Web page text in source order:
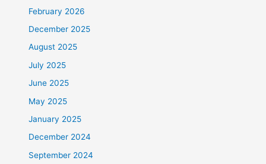
February 2026
December 2025
August 2025
July 2025
June 2025
May 2025
January 2025
December 2024
September 2024